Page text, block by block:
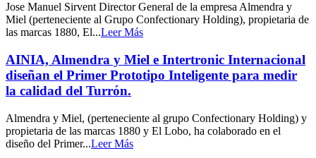
Jose Manuel Sirvent Director General de la empresa Almendra y
Miel (perteneciente al Grupo Confectionary Holding), propietaria de
las marcas 1880, El...Leer Más
AINIA, Almendra y Miel e Intertronic Internacional
diseñan el Primer Prototipo Inteligente para medir
la calidad del Turrón.
Almendra y Miel, (perteneciente al grupo Confectionary Holding) y
propietaria de las marcas 1880 y El Lobo, ha colaborado en el
diseño del Primer...Leer Más